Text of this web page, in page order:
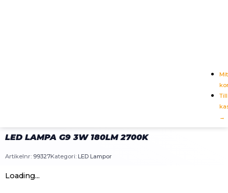
Till
→
LED LAMPA G9 3W 180LM 2700K
Artikelnr: 99327Kategori: LED Lampor
Loading...